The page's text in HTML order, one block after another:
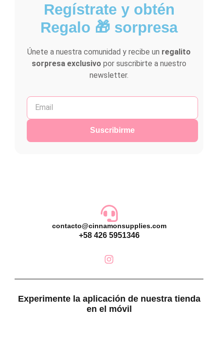
Regístrate y obtén
Regalo 🎁 sorpresa
Únete a nuestra comunidad y recibe un regalito
sorpresa exclusivo por suscribirte a nuestro
newsletter.
Suscribirme
contacto@cinnamonsupplies.com
+58 426 5951346
Experimente la aplicación de nuestra tienda
en el móvil